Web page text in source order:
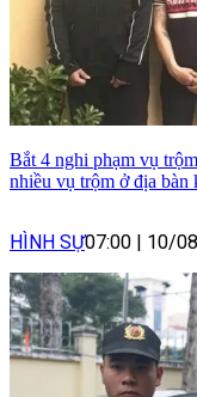
Bắt 4 nghi phạm vụ
nhiều vụ trộm ở địa bàn
HÌNH SỰ07:00 10/